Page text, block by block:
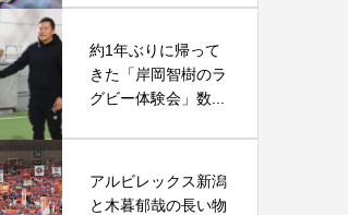
約1年ぶりに帰って
きた「岸岡智樹のラ
グビー体験会」数...
アルビレックス新潟
と木暮郁哉の長い物